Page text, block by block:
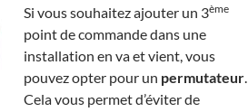
Si vous souhaitez ajouter un 3ème
point de commande dans une
installation en va et vient, vous
pouvez opter pour un permutateur.
Cela vous permet d’éviter de